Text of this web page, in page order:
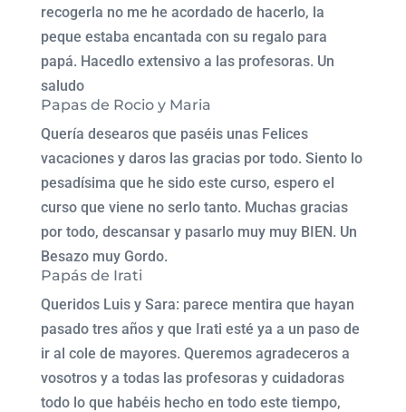
recogerla no me he acordado de hacerlo, la
peque estaba encantada con su regalo para
papá. Hacedlo extensivo a las profesoras. Un
saludo
Papas de Rocio y Maria
Quería desearos que paséis unas Felices
vacaciones y daros las gracias por todo. Siento lo
pesadísima que he sido este curso, espero el
curso que viene no serlo tanto. Muchas gracias
por todo, descansar y pasarlo muy muy BIEN. Un
Besazo muy Gordo.
Papás de Irati
Queridos Luis y Sara: parece mentira que hayan
pasado tres años y que Irati esté ya a un paso de
ir al cole de mayores. Queremos agradeceros a
vosotros y a todas las profesoras y cuidadoras
todo lo que habéis hecho en todo este tiempo,